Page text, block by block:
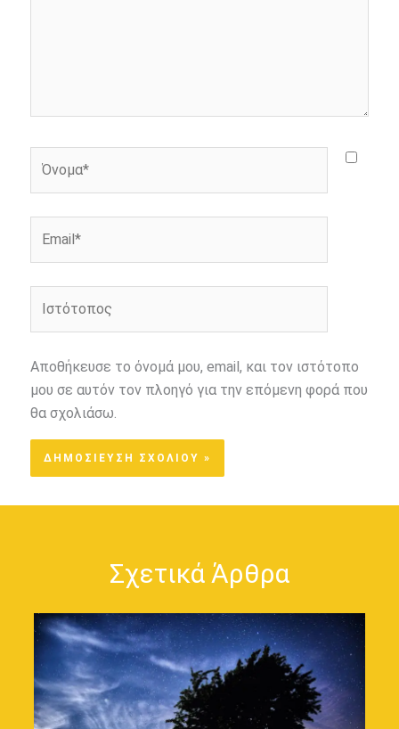
Αποθήκευσε το όνομά μου, email, και τον ιστότοπο
μου σε αυτόν τον πλοηγό για την επόμενη φορά που
θα σχολιάσω.
Σχετικά Άρθρα